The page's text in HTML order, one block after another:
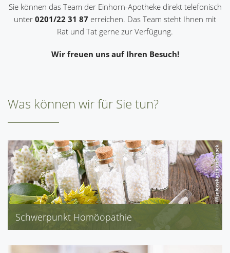
Sie können das Team der Einhorn-Apotheke direkt telefonisch
unter 0201/22 31 87 erreichen. Das Team steht Ihnen mit
Rat und Tat gerne zur Verfügung.
Wir freuen uns auf Ihren Besuch!
Was können wir für Sie tun?
Schwerpunkt Homöopathie
Kosmetik, Reise-Impfberatung